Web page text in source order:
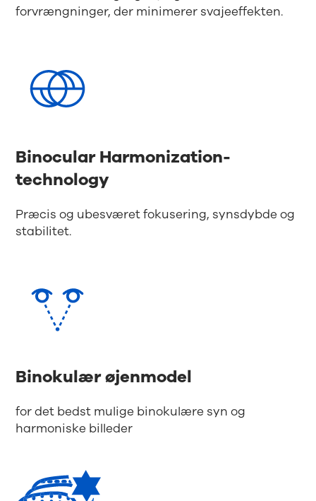
forvrængninger, der minimerer svajeeffekten.
Binocular Harmonization-
technology
Præcis og ubesværet fokusering, synsdybde og
stabilitet.
Binokulær øjenmodel
for det bedst mulige binokulære syn og
harmoniske billeder